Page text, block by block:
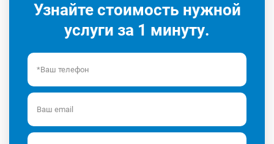
Узнайте стоимость нужной
услуги за 1 минуту.